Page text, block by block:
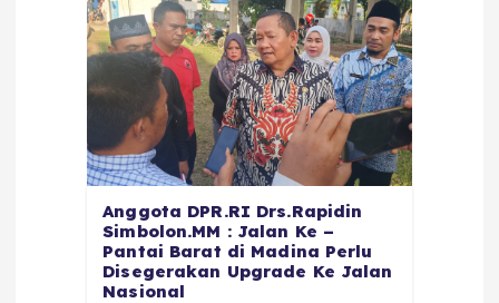
Anggota DPR.RI Drs.Rapidin
Simbolon.MM : Jalan Ke –
Pantai Barat di Madina Perlu
Disegerakan Upgrade Ke Jalan
Nasional